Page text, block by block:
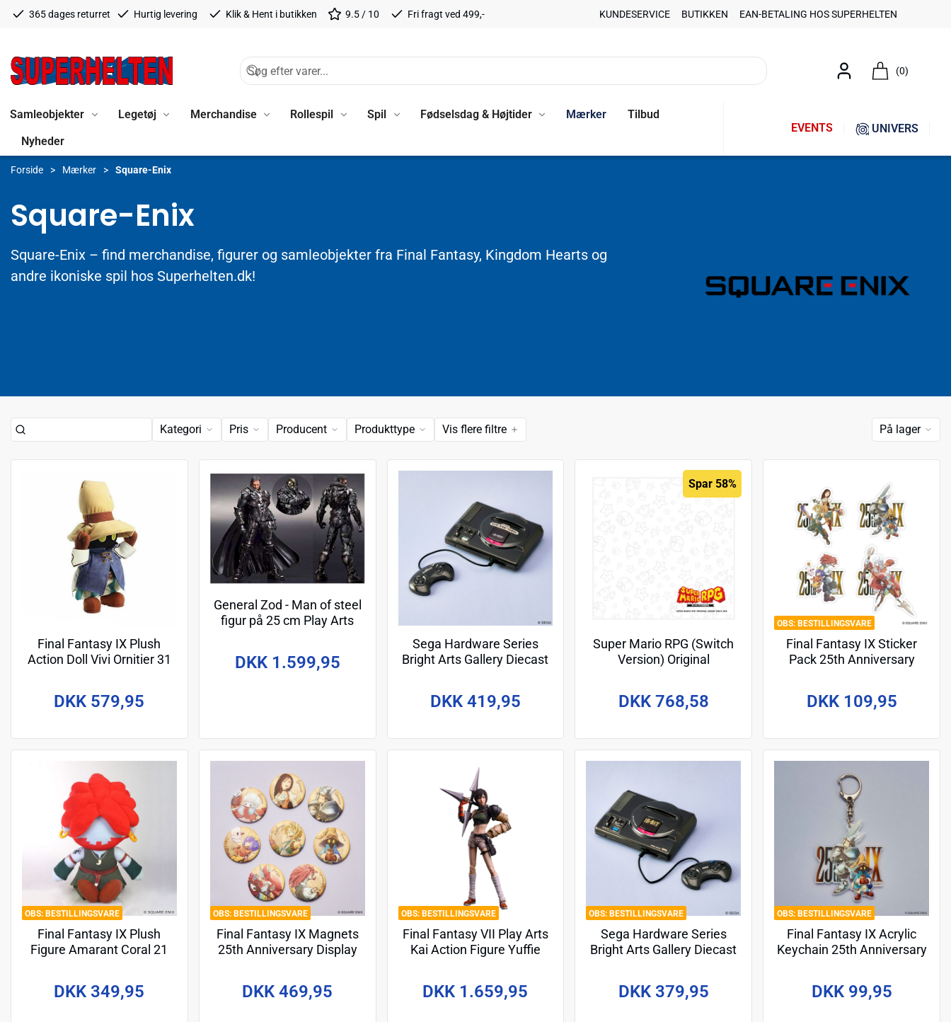
365 dages returret Hurtig levering Klik & Hent i butikken 9.5 / 10 Fri fragt ved 499,- KUNDESERVICE BUTIKKEN EAN-BETALING HOS SUPERHELTEN
(0)
Samleobjekter Legetøj Merchandise Rollespil Spil Fødselsdag & Højtider Mærker
Tilbud
Nyheder
EVENTS UNIVERS
Forside Mærker Square-Enix
Square-Enix
Square-Enix – find merchandise, figurer og samleobjekter fra Final Fantasy, Kingdom Hearts og
andre ikoniske spil hos Superhelten.dk!
Kategori Pris Producent Produkttype Vis flere filtre På lager
Final Fantasy IX Plush
Action Doll Vivi Ornitier 31
DKK 579,95
General Zod - Man of steel
figur på 25 cm Play Arts
DKK 1.599,95
Sega Hardware Series
Bright Arts Gallery Diecast
DKK 419,95
Spar 58%
Super Mario RPG (Switch
Version) Original
DKK 768,58
BESTILLINGSVARE
Final Fantasy IX Sticker
Pack 25th Anniversary
DKK 109,95
BESTILLINGSVARE
Final Fantasy IX Plush
Figure Amarant Coral 21
DKK 349,95
BESTILLINGSVARE
Final Fantasy IX Magnets
25th Anniversary Display
DKK 469,95
BESTILLINGSVARE
Final Fantasy VII Play Arts
Kai Action Figure Yuffie
DKK 1.659,95
BESTILLINGSVARE
Sega Hardware Series
Bright Arts Gallery Diecast
DKK 379,95
BESTILLINGSVARE
Final Fantasy IX Acrylic
Keychain 25th Anniversary
DKK 99,95